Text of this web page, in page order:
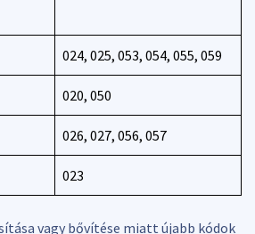
024, 025, 053, 054, 055, 059
020, 050
026, 027, 056, 057
023
vagy bővítése miatt újabb kódok